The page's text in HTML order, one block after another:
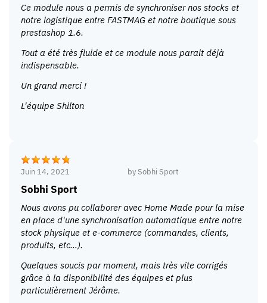
Ce module nous a permis de synchroniser nos stocks et
notre logistique entre FASTMAG et notre boutique sous
prestashop 1.6.
Tout a été très fluide et ce module nous parait déjà
indispensable.
Un grand merci !
L'équipe Shilton
Juin 14, 2021 bySobhi Sport
Sobhi Sport
Nous avons pu collaborer avec Home Made pour la mise
en place d'une synchronisation automatique entre notre
stock physique et e-commerce (commandes, clients,
produits, etc…).
Quelques soucis par moment, mais très vite corrigés
grâce à la disponibilité des équipes et plus
particulièrement Jérôme.